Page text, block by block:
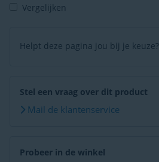
Vergelijken
Helpt deze pagina jou bij je keuze?
Stel een vraag over dit product
Mail de klantenservice
Probeer in de winkel